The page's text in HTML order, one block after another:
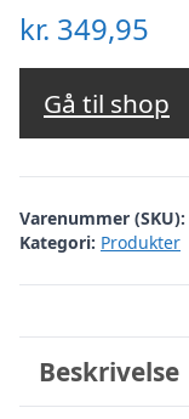
kr. 349,95
Gå til shop
Varenummer (SKU):
Kategori: Produkter
Beskrivelse